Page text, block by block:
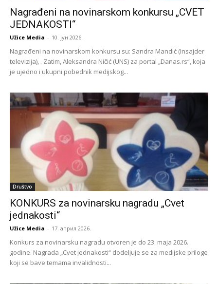
Nagrađeni na novinarskom konkursu „CVET
JEDNAKOSTI“
Užice Media - 10. јун 2026.
Nagrađeni na novinarskom konkursu su: Sandra Mandić (Insajder
televizija), . Zatim, Aleksandra Ničić (UNS) za portal „Danas.rs“, koja
je ujedno i ukupni pobednik medijskog...
Društvo
KONKURS za novinarsku nagradu „Cvet
jednakosti“
Užice Media - 17. април 2026.
Konkurs za novinarsku nagradu otvoren je do 23. maja 2026.
godine. Nagrada „Cvet jednakosti“ dodeljuje se za medijske priloge
koji se bave temama invalidnosti...